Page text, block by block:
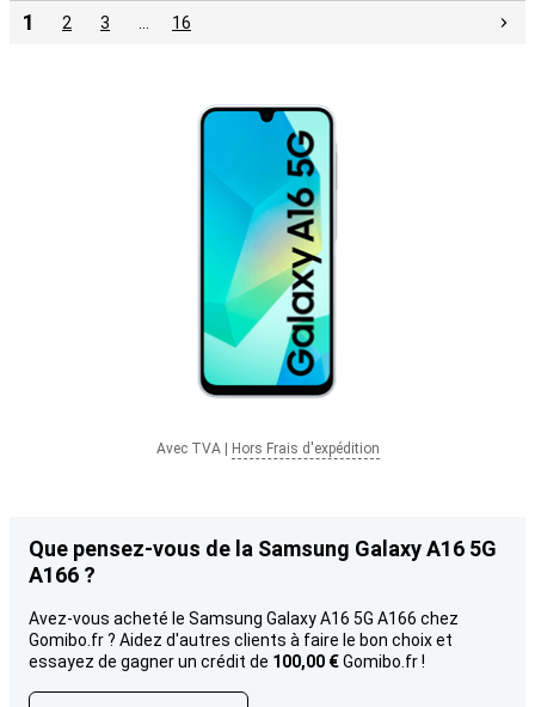
1 2 3 16
Avec TVA| Hors Frais d'expédition
Que pensez-vous de la Samsung Galaxy A16 5G
A166 ?
Avez-vous acheté le Samsung Galaxy A16 5G A166 chez
Gomibo.fr ? Aidez d'autres clients à faire le bon choix et
essayez de gagner un crédit de 100,00 €Gomibo.fr !